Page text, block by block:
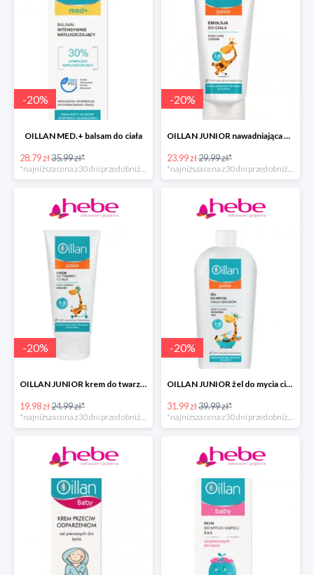
-20%
OILLAN MED.+ balsam do ciała
28.79 zł35.99 zł*
-20%
OILLAN JUNIOR nawadniająca emulsja do ciała, 200 ml
23.99 zł29.99 zł*
-20%
OILLAN JUNIOR krem do twarzy i ciała, 75 ml
19.98 zł24.99 zł*
-20%
OILLAN JUNIOR żel do mycia ciała i włosów, 400 ml
31.99 zł39.99 zł*